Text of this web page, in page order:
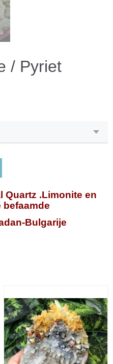
/ Pyriet
Quartz .Limonite en
befaamde
-Bulgarije